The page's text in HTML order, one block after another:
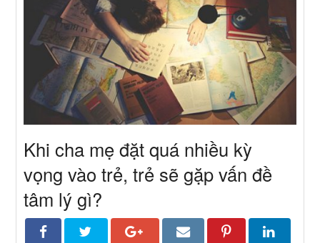
Khi cha mẹ đặt quá nhiều kỳ
vọng vào trẻ, trẻ sẽ gặp vấn đề
tâm lý gì?